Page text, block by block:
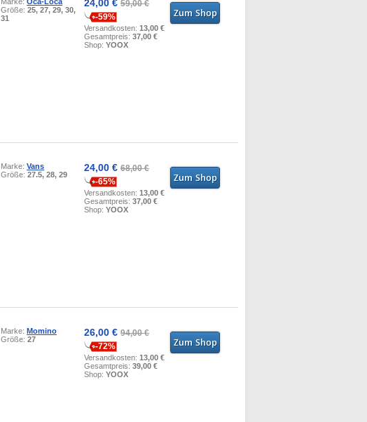
Größe:25, 27, 29, 30,
31
24,00 €59,00 €
-59%
Versandkosten:13,00 €
Gesamtpreis:37,00 €
Shop:YOOX
Marke:Vans
Größe:27.5, 28, 29
24,00 €68,00 €
-65%
Versandkosten:13,00 €
Gesamtpreis:37,00 €
Shop:YOOX
Marke:Momino
Größe:27
26,00 €94,00 €
-72%
Versandkosten:13,00 €
Gesamtpreis:39,00 €
Shop:YOOX